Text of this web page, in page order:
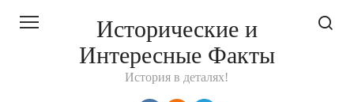
Исторические и
Интересные Факты
История в деталях!